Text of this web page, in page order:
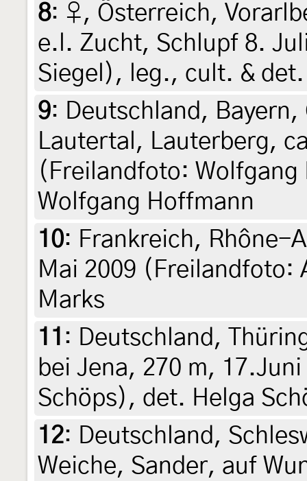
8: ♀, Österreich,
e.l. Zucht, Schlupf 8.
Siegel), leg., cult. &
9: Deutschland,
Lautertal, Lauterberg,
(Freilandfoto:
Wolfgang Hoffmann
10: Frankreich, Rhône-
Mai 2009
Marks
11 : Deutschland,
bei Jena, 270 m,
Schöps), det. Helga
12: Deutschland,
Weiche, Sander, auf